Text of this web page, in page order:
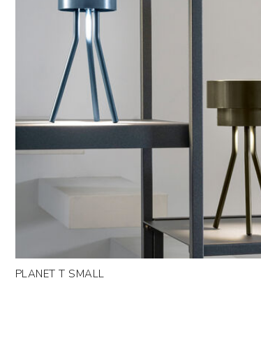
PLANET T SMALL